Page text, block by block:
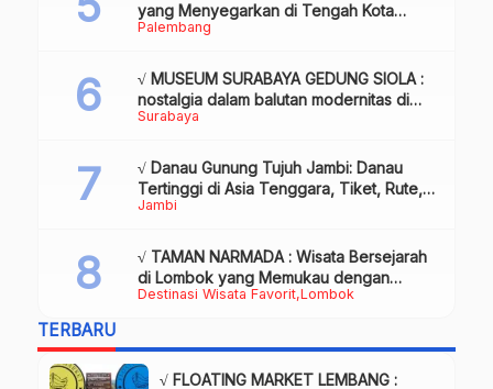
Palembang
yang Menyegarkan di Tengah Kota
Palembang
Surabaya
√ MUSEUM SURABAYA GEDUNG SIOLA :
nostalgia dalam balutan modernitas di
tengah kota pahlawan, Review & Info
Jambi
√ Danau Gunung Tujuh Jambi: Danau
Tertinggi di Asia Tenggara, Tiket, Rute,
Daya Tarik & Tips Lengkap
Destinasi Wisata Favorit Lombok
√ TAMAN NARMADA : Wisata Bersejarah
di Lombok yang Memukau dengan
Keindahan Alam & Budaya
TERBARU
√ FLOATING MARKET LEMBANG :